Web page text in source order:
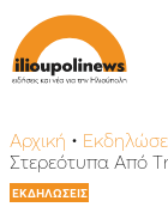
Αρχική •
Στερεότυπα Από
ΕΚΔΗΛΩΣΕΙΣ